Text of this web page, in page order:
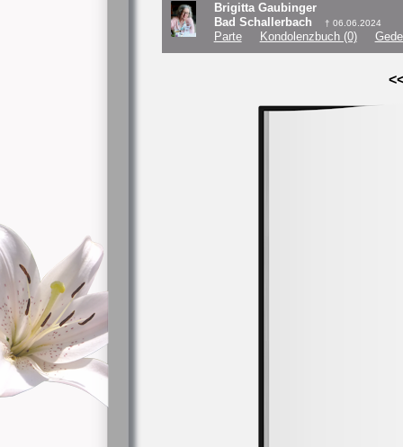
Brigitta Gaubinger
Bad Schallerbach
† 06.06.2024
Parte Kondolenzbuch (0)